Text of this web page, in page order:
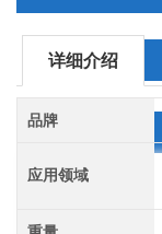
详细介绍
品牌
应用领域